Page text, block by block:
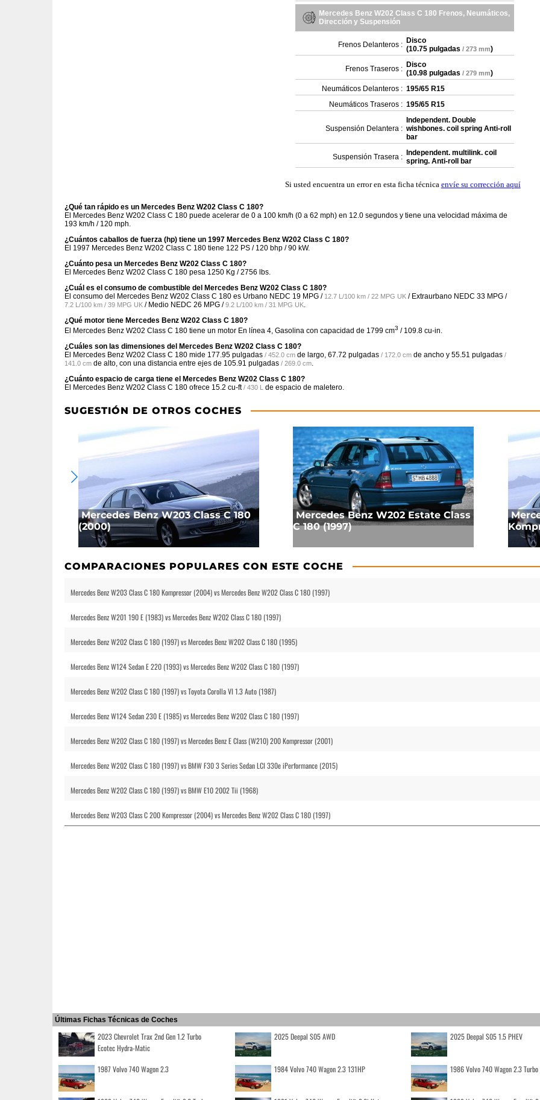
Mercedes Benz W202 Class C 180 Frenos, Neumáticos,
Dirección y Suspensión
Frenos Delanteros : Disco
(10.75 pulgadas / 273 mm)
Frenos Traseros : Disco
(10.98 pulgadas / 279 mm)
Neumáticos Delanteros : 195/65 R15
Neumáticos Traseros : 195/65 R15
Suspensión Delantera :
Independent. Double
wishbones. coil spring Anti-roll
bar
Suspensión Trasera :
Independent. multilink. coil
spring. Anti-roll bar
Si usted encuentra un error en esta ficha técnica envíe su corrección aquí
¿Qué tan rápido es un Mercedes Benz W202 Class C 180?
El Mercedes Benz W202 Class C 180 puede acelerar de 0 a 100 km/h (0 a 62 mph) en 12.0 segundos y tiene una velocidad máxima de
193 km/h / 120 mph.
¿Cuántos caballos de fuerza (hp) tiene un 1997 Mercedes Benz W202 Class C 180?
El 1997 Mercedes Benz W202 Class C 180 tiene 122 PS / 120 bhp / 90 kW.
¿Cuánto pesa un Mercedes Benz W202 Class C 180?
El Mercedes Benz W202 Class C 180 pesa 1250 Kg / 2756 lbs.
¿Cuál es el consumo de combustible del Mercedes Benz W202 Class C 180?
El consumo del Mercedes Benz W202 Class C 180 es Urbano NEDC 19 MPG / 12.7 L/100 km / 22 MPG UK / Extraurbano NEDC 33 MPG /
7.2 L/100 km / 39 MPG UK / Medio NEDC 26 MPG /9.2 L/100 km / 31 MPG UK.
¿Qué motor tiene Mercedes Benz W202 Class C 180?
El Mercedes Benz W202 Class C 180 tiene un motor En línea 4, Gasolina con capacidad de 1799 cm3 / 109.8 cu-in.
¿Cuáles son las dimensiones del Mercedes Benz W202 Class C 180?
El Mercedes Benz W202 Class C 180 mide 177.95 pulgadas / 452.0 cm de largo, 67.72 pulgadas / 172.0 cm de ancho y 55.51 pulgadas /
141.0 cm de alto, con una distancia entre ejes de 105.91 pulgadas / 269.0 cm.
¿Cuánto espacio de carga tiene el Mercedes Benz W202 Class C 180?
El Mercedes Benz W202 Class C 180 ofrece 15.2 cu-ft / 430 L de espacio de maletero.
SUGESTIÓN DE OTROS COCHES
Mercedes Benz W203 Class C 180
(2000)
Mercedes Benz W202 Estate Class
C 180 (1997)
COMPARACIONES POPULARES CON ESTE COCHE
Mercedes Benz W203 Class C 180 Kompressor (2004) vs Mercedes Benz W202 Class C 180 (1997)
Mercedes Benz W201 190 E (1983) vs Mercedes Benz W202 Class C 180 (1997)
Mercedes Benz W202 Class C 180 (1997) vs Mercedes Benz W202 Class C 180 (1995)
Mercedes Benz W124 Sedan E 220 (1993) vs Mercedes Benz W202 Class C 180 (1997)
Mercedes Benz W202 Class C 180 (1997) vs Toyota Corolla VI 1.3 Auto (1987)
Mercedes Benz W124 Sedan 230 E (1985) vs Mercedes Benz W202 Class C 180 (1997)
Mercedes Benz W202 Class C 180 (1997) vs Mercedes Benz E Class (W210) 200 Kompressor (2001)
Mercedes Benz W202 Class C 180 (1997) vs BMW F30 3 Series Sedan LCI 330e iPerformance (2015)
Mercedes Benz W202 Class C 180 (1997) vs BMW E10 2002 Tii (1968)
Mercedes Benz W203 Class C 200 Kompressor (2004) vs Mercedes Benz W202 Class C 180 (1997)
Últimas Fichas Técnicas de Coches
2023 Chevrolet Trax 2nd Gen 1.2 Turbo
Ecotec Hydra-Matic
2025 Deepal S05 AWD 2025 Deepal S05 1.5 PHEV
1987 Volvo 740 Wagon 2.3 1984 Volvo 740 Wagon 2.3 131HP 1986 Volvo 740 Wagon 2.3